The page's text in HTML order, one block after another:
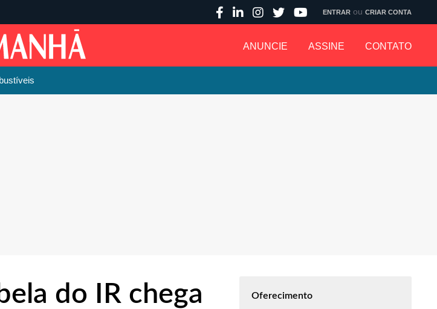
ANUNCIE ASSINE CONTATO
ENTRAR ou CRIAR CONTA
do IR chega
Oferecimento